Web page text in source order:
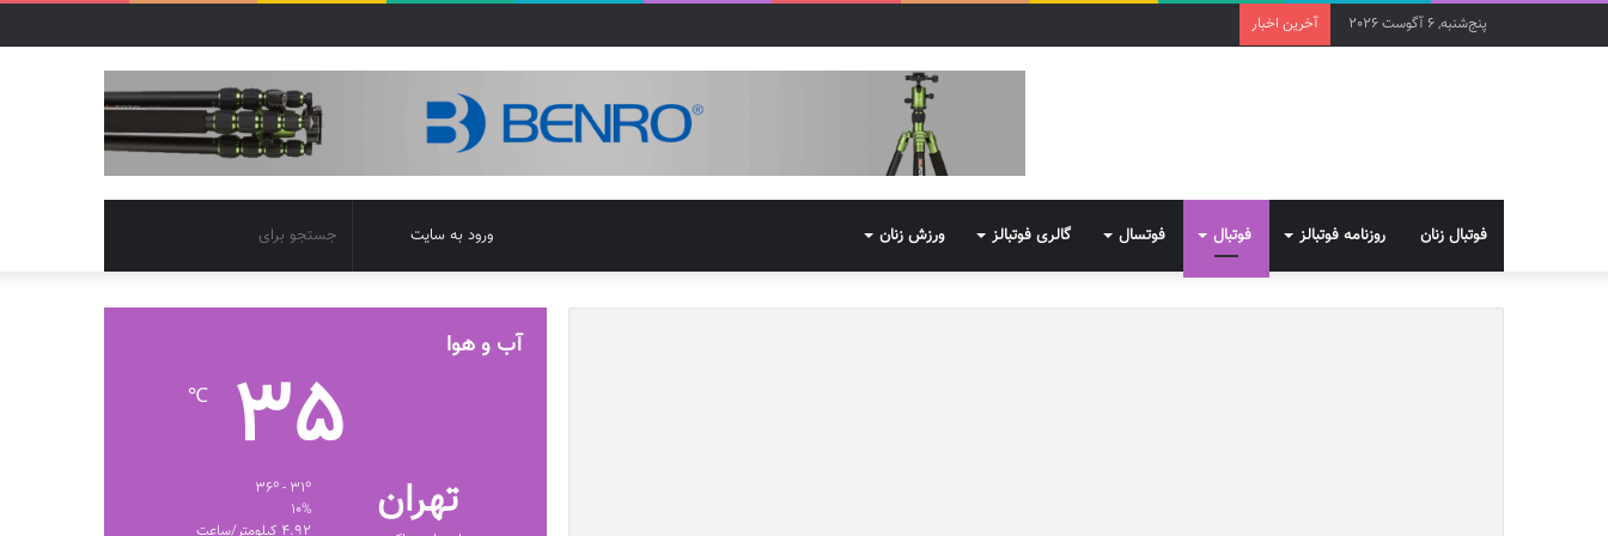
پنج‌شنبه, 6 آگوست 2026 آخرین اخبار
فوتبال زنان روزنامه فوتبالز فوتبال فوتسال گالری فوتبالز ورزش زنان
برای
تغییر
پوسته
ورود به سایت
آب و هوا
تهران
35
℃
36º - 31º
10%
4.92 کیلومتر/ساعت